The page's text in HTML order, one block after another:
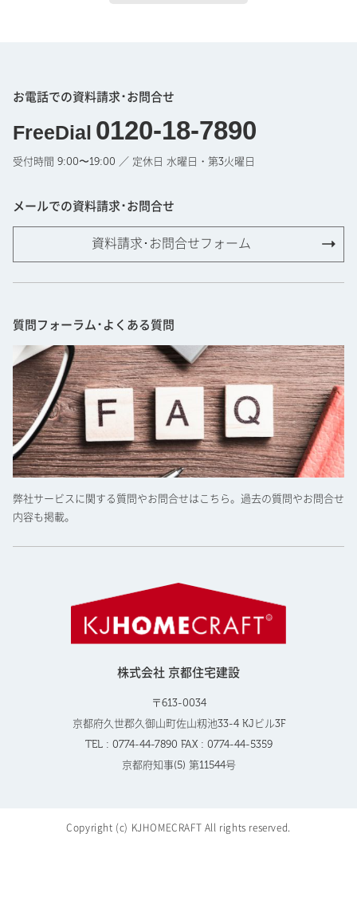
お電話での資料請求･お問合せ
FreeDial 0120-18-7890
受付時間 9:00〜19:00 ／ 定休日 水曜日・第3火曜日
メールでの資料請求･お問合せ
資料請求･お問合せフォーム
質問フォーラム･よくある質問
弊社サービスに関する質問やお問合せはこちら。過去の質問やお問合せ
内容も掲載。
株式会社 京都住宅建設
〒613-0034
京都府久世郡久御山町佐山籾池33-4 KJビル3F
TEL : 0774-44-7890 FAX : 0774-44-5359
京都府知事(5) 第11544号
Copyright (c) KJHOMECRAFT All rights reserved.